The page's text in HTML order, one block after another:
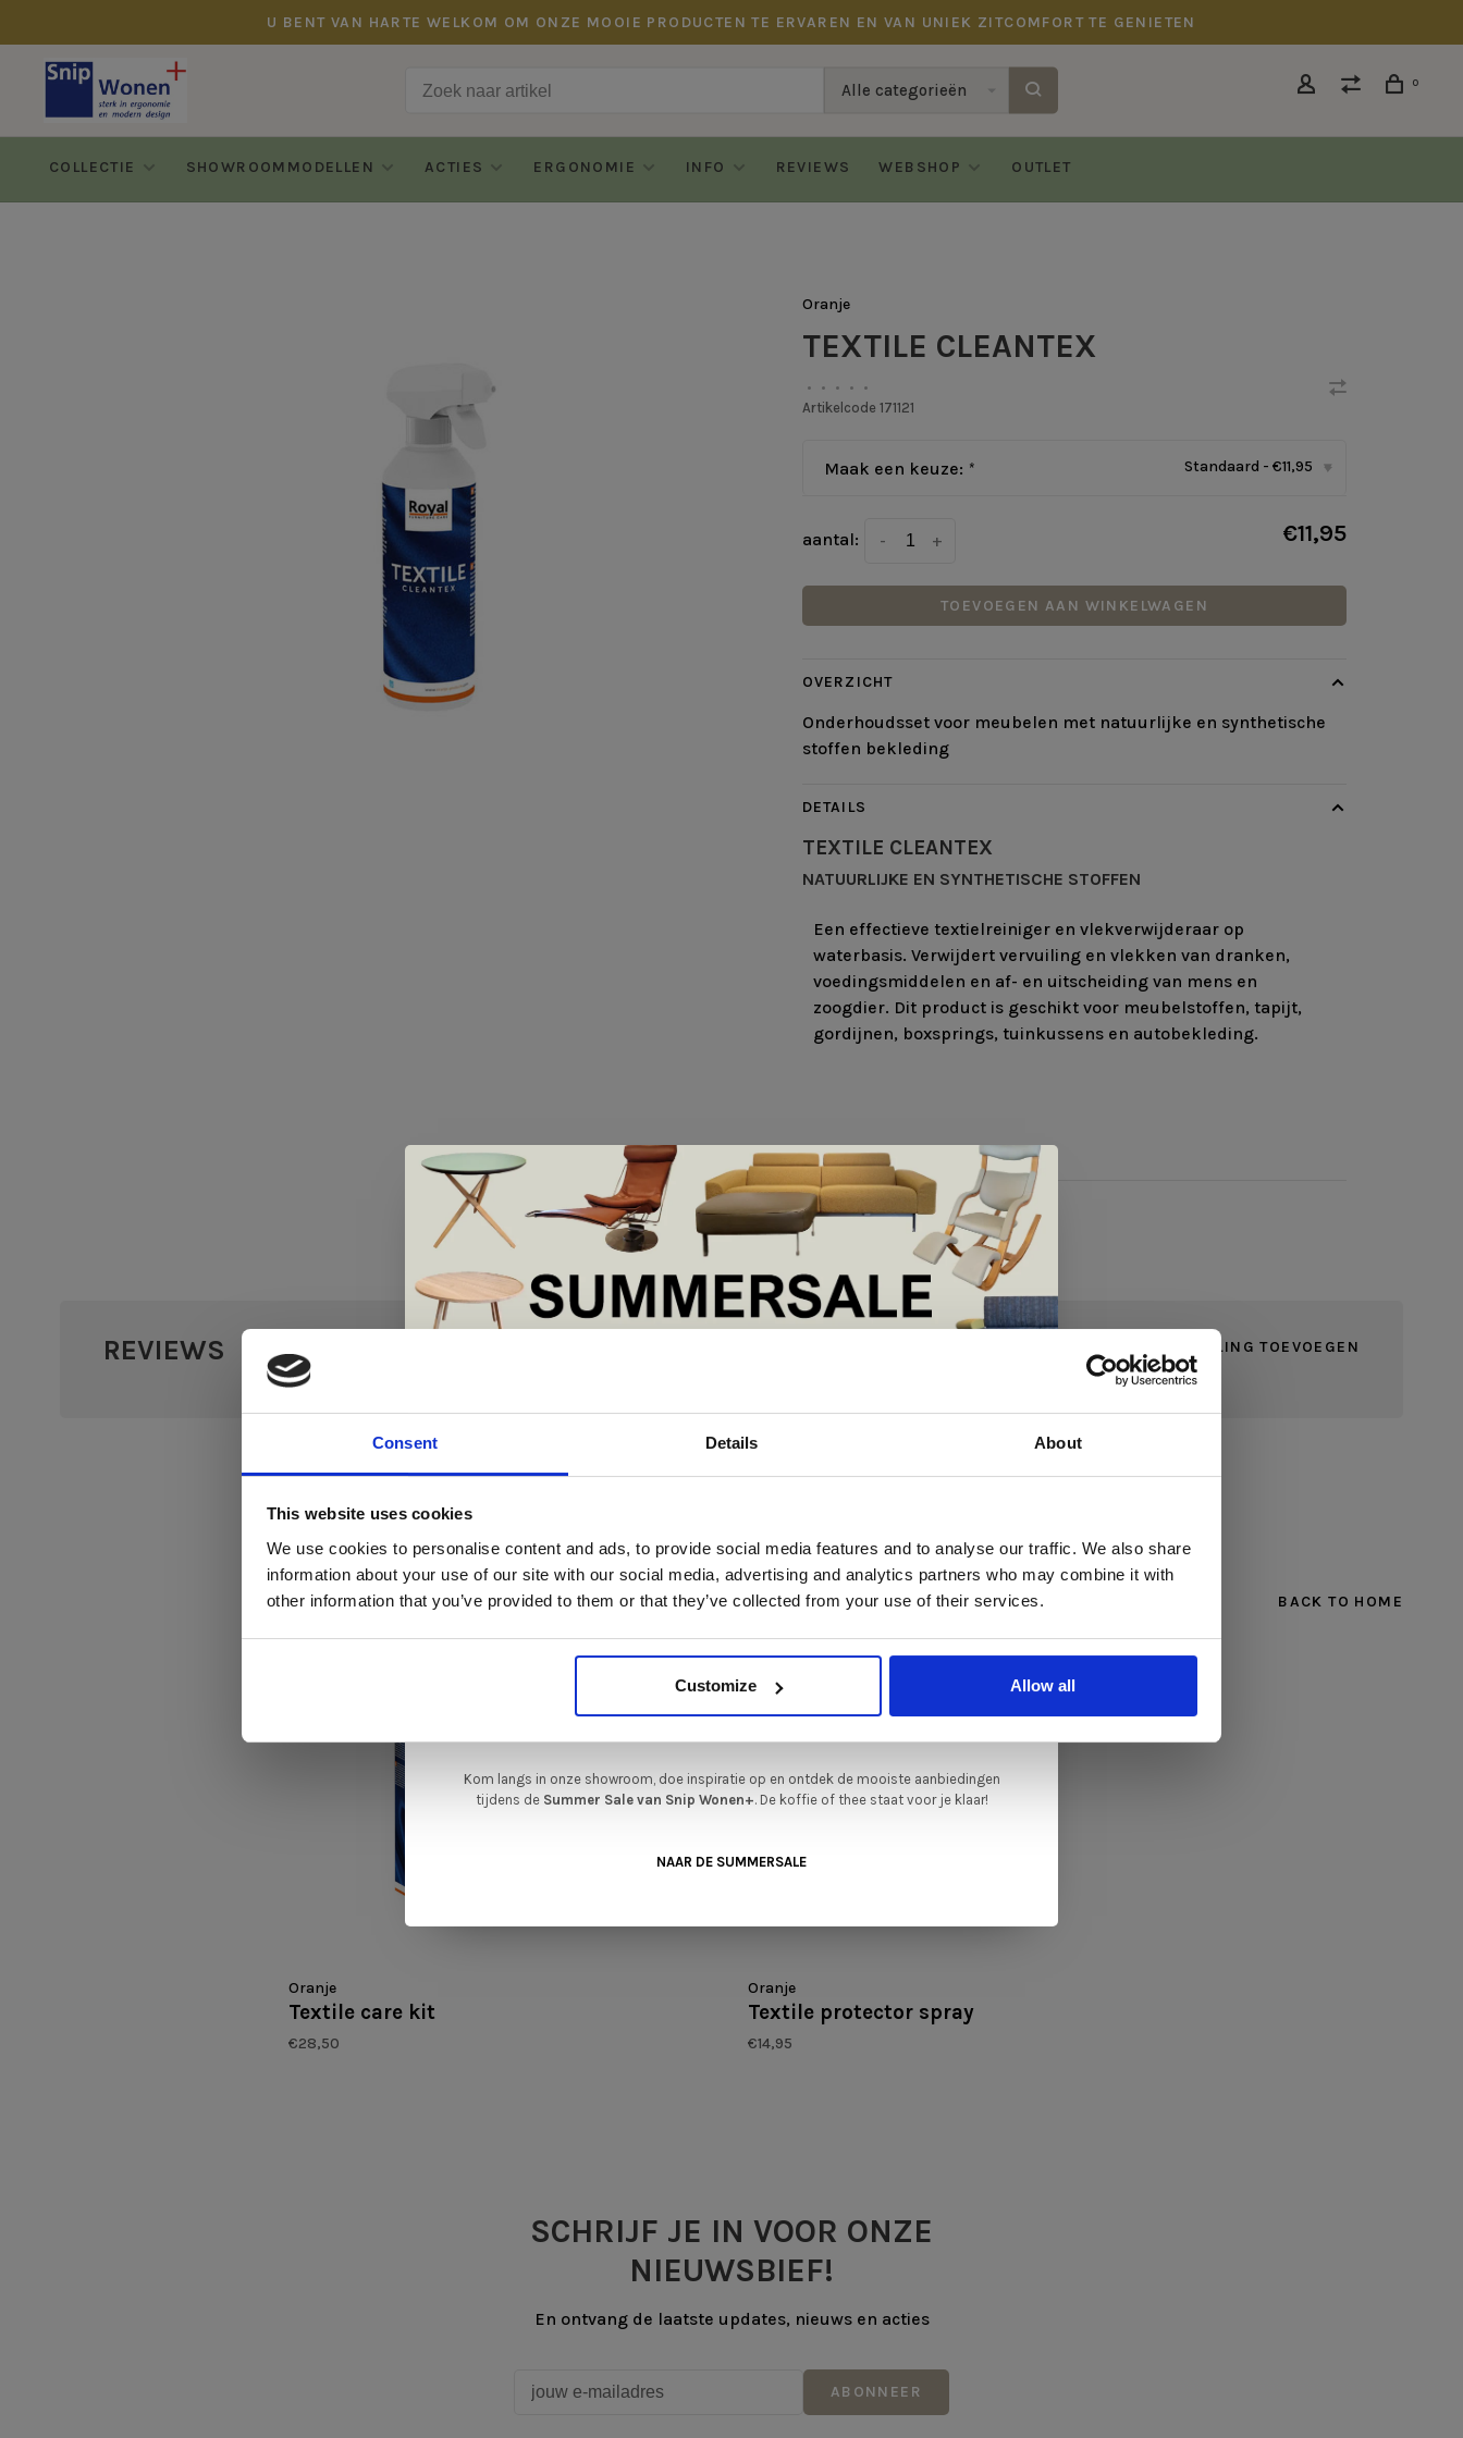
Consent Details About
This website uses cookies
We use cookies to personalise content and ads, to provide social media features and to analyse our traffic. We also share
information about your use of our site with our social media, advertising and analytics partners who may combine it with
other information that you’ve provided to them or that they’ve collected from your use of their services.
Customize Allow all
U BENT VAN HARTE WELKOM OM ONZE MOOIE PRODUCTEN TE ERVAREN EN VAN UNIEK ZITCOMFORT TE GENIETEN
Alle categorieën 0
COLLECTIE SHOWROOMMODELLEN ACTIES ERGONOMIE INFO REVIEWS WEBSHOP OUTLET
Oranje
TEXTILE CLEANTEX
• • • •
•
Artikelcode 171121
Maak een keuze: * Standaard - €11,95 ▾
aantal: +
- €11,95
TOEVOEGEN AAN WINKELWAGEN
OVERZICHT
Onderhoudsset voor meubelen met natuurlijke en synthetische
stoffen bekleding
DETAILS
TEXTILE CLEANTEX
NATUURLIJKE EN SYNTHETISCHE STOFFEN
Een effectieve textielreiniger en vlekverwijderaar op
waterbasis. Verwijdert vervuiling en vlekken van dranken,
voedingsmiddelen en af- en uitscheiding van mens en
zoogdier. Dit product is geschikt voor meubelstoffen, tapijt,
gordijnen, boxsprings, tuinkussens en autobekleding.
REVIEWS JE BEOORDELING TOEVOEGEN
GERELATEERDE PRODUCTEN
BACK TO HOME
Oranje
Textile care kit
€28,50
Oranje
Textile protector spray
€14,95
SCHRIJF JE IN VOOR ONZE
NIEUWSBIEF!
En ontvang de laatste updates, nieuws en acties
ABONNEER
De Summer Sale bij Snip Wonen+ is gestart!
In onze showroom vind je een uitgebreide selectie designmeubelen van
gerenommeerde Nederlandse en Europese merken. Onder andere showroommodellen
van
Sculptures Jeux Artisanzijn nu extra voordelig
gelegenheid om jouw favoriete designmeubel geheel naar wens samen te stellen,
met de kwaliteit, het comfort en de uitstraling die je van Snip Wonen+ mag
Kom langs in onze showroom, doe inspiratie op en ontdek de mooiste aanbiedingen
tijdens de Summer Sale van Snip Wonen+. De koffie of thee staat voor je klaar!
NAAR DE SUMMERSALE